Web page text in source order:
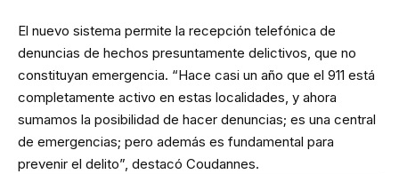
El nuevo sistema permite la recepción telefónica de
denuncias de hechos presuntamente delictivos, que no
constituyan emergencia. “Hace casi un año que el 911 está
completamente activo en estas localidades, y ahora
sumamos la posibilidad de hacer denuncias; es una central
de emergencias; pero además es fundamental para
prevenir el delito”, destacó Coudannes.